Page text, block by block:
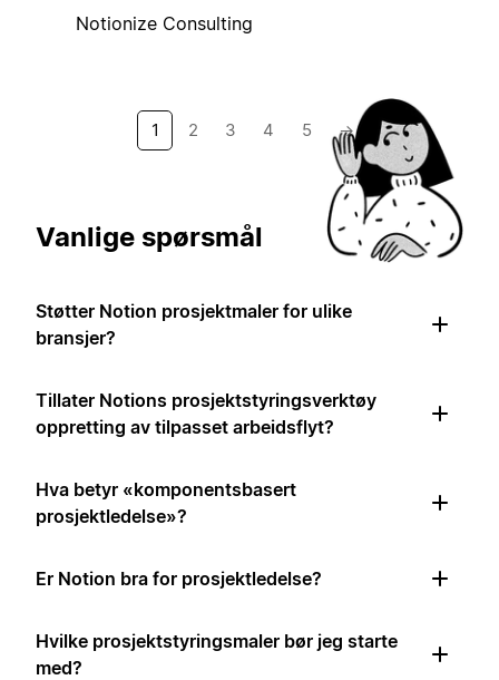
Notionize Consulting
1 2 3 4 5 →
Vanlige spørsmål
Støtter Notion prosjektmaler for ulike
bransjer?
Tillater Notions prosjektstyringsverktøy
oppretting av tilpasset arbeidsflyt?
Hva betyr «komponentsbasert
prosjektledelse»?
Er Notion bra for prosjektledelse?
Hvilke prosjektstyringsmaler bør jeg starte
med?